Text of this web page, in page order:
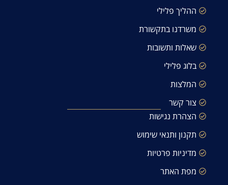
ההליך פלילי
משרדנו בתקשורת
שאלות ותשובות
בלוג פלילי
המלצות
צור קשר
הצהרת נגישות
תקנון ותנאי שימוש
מדיניות פרטיות
מפת האתר